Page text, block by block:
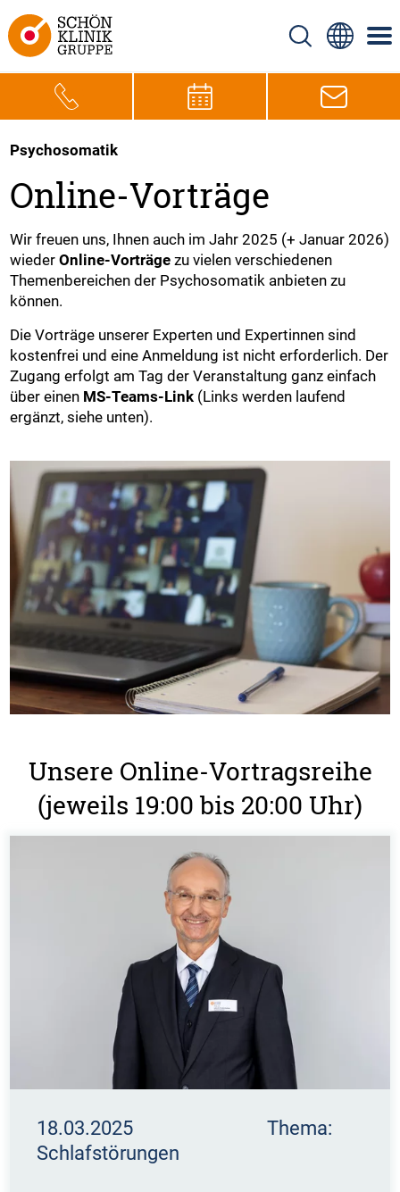
Psychosomatik
Online-Vorträge
Wir freuen uns, Ihnen auch im Jahr 2025 (+ Januar 2026)
wiederOnline-Vorträge zu vielen verschiedenen
Themenbereichen der Psychosomatik anbieten zu
können.
Die Vorträge unserer Experten und Expertinnen sind
kostenfrei und eine Anmeldung ist nicht erforderlich. Der
Zugang erfolgt am Tag der Veranstaltung ganz einfach
über einen MS-Teams-Link (Links werden laufend
ergänzt, siehe unten).
Unsere Online-Vortragsreihe
(jeweils 19:00 bis 20:00 Uhr)
18.03.2025 Thema:
Schlafstörungen